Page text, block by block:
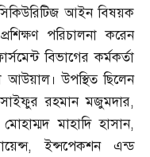
আইন বিষয়ক
পরিচালনা করেন
বিভাগের কর্মকর্তা
আউয়াল। উপস্থিত ছিলেন
রহমান মজুমদার,
মোহাম্মদ মাহাদি হাসান,
,ইন্সপেকশন এন্ড